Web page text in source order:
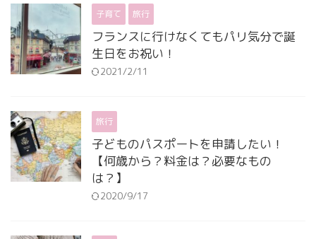
子育て 旅行
フランスに行けなくてもパリ気分で誕
生日をお祝い！
2021/2/11
旅行
子どものパスポートを申請したい！
【何歳から？料金は？必要なもの
は？】
2020/9/17